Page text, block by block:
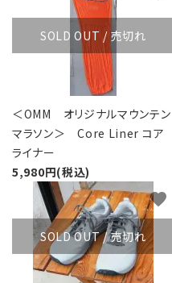
SOLD OUT / 売切れ
＜OMM オリジナルマウンテン
マラソン＞ Core Liner コア
ライナー
5,980円(税込)
SOLD OUT / 売切れ
favorite